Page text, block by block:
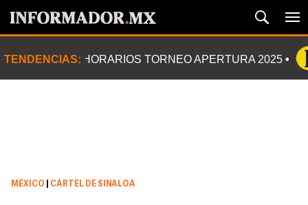
TENDENCIAS: HORARIOS TORNEO APERTURA 2025
MÉXICO CÁRTEL DE SINALOA